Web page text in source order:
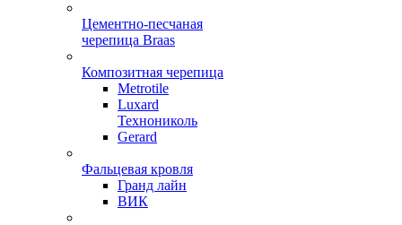
Цементно-песчаная
черепица Braas
Композитная черепица
Metrotile
Luxard
Технониколь
Gerard
Фальцевая кровля
Гранд лайн
ВИК